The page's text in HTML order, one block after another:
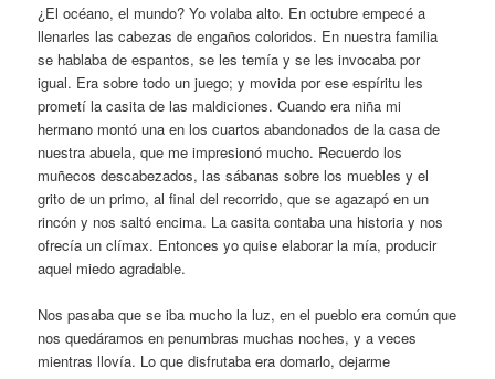
¿El océano, el mundo? Yo volaba alto. En octubre empecé a
llenarles las cabezas de engaños coloridos. En nuestra familia
se hablaba de espantos, se les temía y se les invocaba por
igual. Era sobre todo un juego; y movida por ese espíritu les
prometí la casita de las maldiciones. Cuando era niña mi
hermano montó una en los cuartos abandonados de la casa de
nuestra abuela, que me impresionó mucho. Recuerdo los
muñecos descabezados, las sábanas sobre los muebles y el
grito de un primo, al final del recorrido, que se agazapó en un
rincón y nos saltó encima. La casita contaba una historia y nos
ofrecía un clímax. Entonces yo quise elaborar la mía, producir
aquel miedo agradable.
Nos pasaba que se iba mucho la luz, en el pueblo era común que
nos quedáramos en penumbras muchas noches, y a veces
mientras llovía. Lo que disfrutaba era domarlo, dejarme